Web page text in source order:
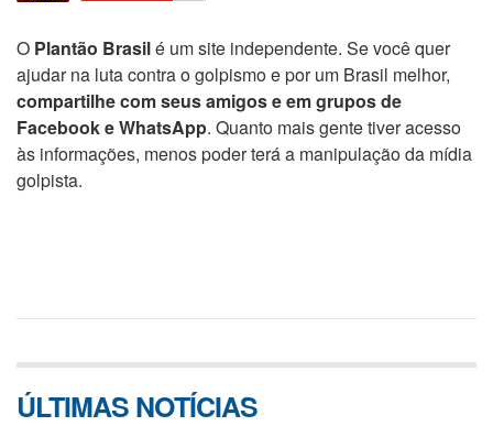
O Plantão Brasilé um site independente. Se você quer
ajudar na luta contra o golpismo e por um Brasil melhor,
compartilhe com seus amigos e em grupos de
Facebook e WhatsApp. Quanto mais gente tiver acesso
às informações, menos poder terá a manipulação da mídia
golpista.
ÚLTIMAS NOTÍCIAS